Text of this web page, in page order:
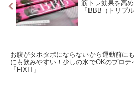
筋トレ効果を高
「BBB（トリプ
お腹がタポタポにならないから運動前に
にも飲みやすい！少しの水でOKのプロテ
「FIXIT」